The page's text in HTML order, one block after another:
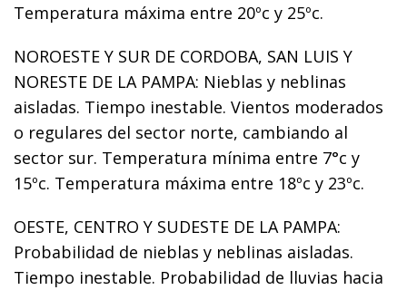
Temperatura máxima entre 20ºc y 25ºc.
NOROESTE Y SUR DE CORDOBA, SAN LUIS Y
NORESTE DE LA PAMPA: Nieblas y neblinas
aisladas. Tiempo inestable. Vientos moderados
o regulares del sector norte, cambiando al
sector sur. Temperatura mínima entre 7°c y
15ºc. Temperatura máxima entre 18ºc y 23ºc.
OESTE, CENTRO Y SUDESTE DE LA PAMPA:
Probabilidad de nieblas y neblinas aisladas.
Tiempo inestable. Probabilidad de lluvias hacia